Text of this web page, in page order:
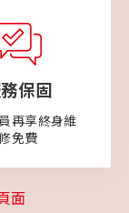
保固
再享終身維
免費
面